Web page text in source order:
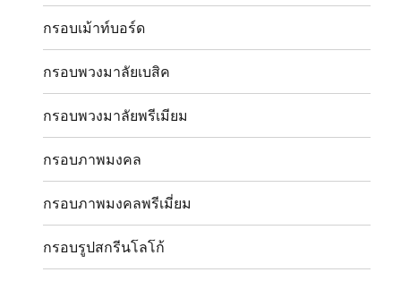
กรอบเม้าท์บอร์ด
กรอบพวงมาลัยเบสิค
กรอบพวงมาลัยพรีเมียม
กรอบภาพมงคล
กรอบภาพมงคลพรีเมี่ยม
กรอบรูปสกรีนโลโก้